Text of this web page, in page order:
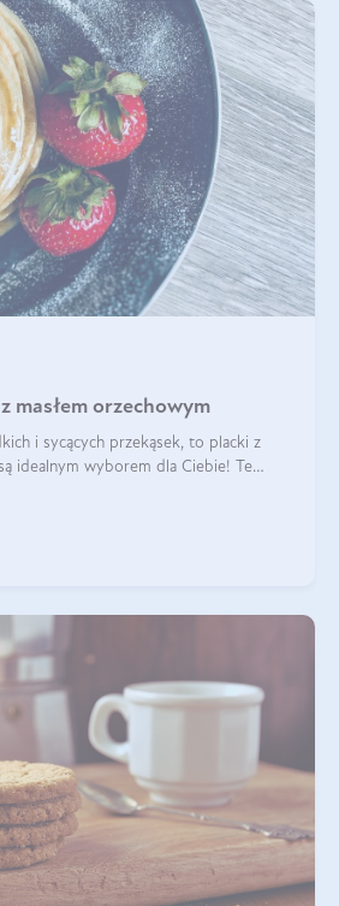
masłem orzechowym
i sycących przekąsek, to placki z
idealnym wyborem dla Ciebie! Te